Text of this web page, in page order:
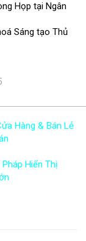
Họp tại Ngân
Sáng tạo Thủ
Hàng & Bán Lẻ
Hiển Thị